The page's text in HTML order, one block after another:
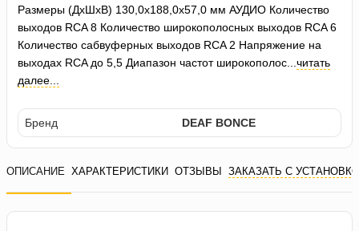
Размеры (ДхШхВ) 130,0x188,0x57,0 мм АУДИО Количество
выходов RCA 8 Количество широкополосных выходов RCA 6
Количество сабвуферных выходов RCA 2 Напряжение на
выходах RCA до 5,5 Диапазон частот широкополос... читать
далее...
Бренд DEAF BONCE
ОПИСАНИЕ ХАРАКТЕРИСТИКИ ОТЗЫВЫ ЗАКАЗАТЬ С